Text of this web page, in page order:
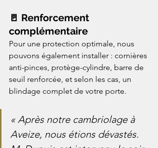
🚪 Renforcement
complémentaire
Pour une protection optimale, nous
pouvons également installer : cornières
anti-pinces, protège-cylindre, barre de
seuil renforcée, et selon les cas, un
blindage complet de votre porte.
« Après notre cambriolage à
Aveize, nous étions dévastés.